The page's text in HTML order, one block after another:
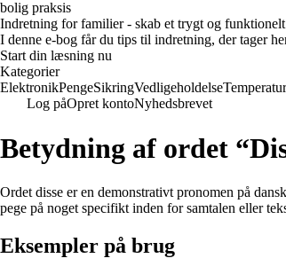
bolig praksis
Indretning for familier - skab et trygt og
I denne e-bog får du tips til indretning, der tager
Start din læsning nu
Kategorier
ElektronikPengeSikringVedligeholdelseTemperatur
Log påOpret kontoNyhedsbrevet
Betydning af ordet
Ordet disse er en demonstrativt pronomen på
pege på noget specifikt inden for samtalen eller
Eksempler på brug